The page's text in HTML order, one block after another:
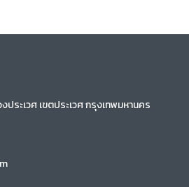
ระเวศ เขตประเวศ กรุงเทพมหานคร